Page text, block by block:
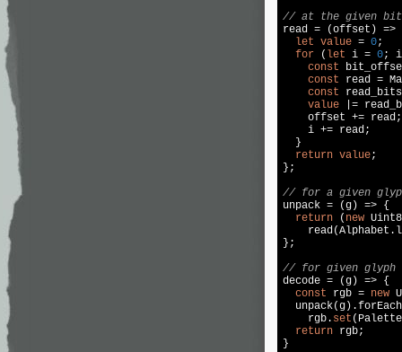
// at the given bit
read = (offset) =>
let value = 0;
for ( let i = 0;
const
const read =
const
value |=
    offset += read;
    i += read;
  }
return value;
};
// for a given
unpack = (g) => {
return ( new
};
// for given glyph
decode = (g) => {
const rgb = new
    rgb.
set
return rgb;
}